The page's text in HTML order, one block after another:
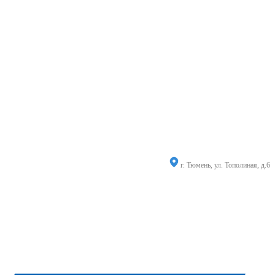
г. Тюмень, ул. Тополиная, д.6